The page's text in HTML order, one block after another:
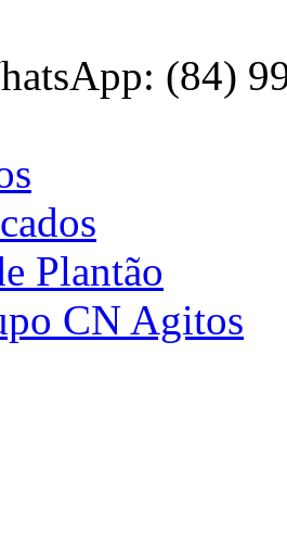
(84)
Plantão
CN Agitos